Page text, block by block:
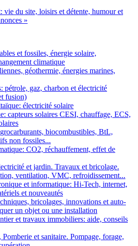
vie du site, loisirs et détente, humour et
»
et fossiles, énergie solaire,
climatique
géothermie, énergies marines,
pétrole, gaz, charbon et électricité
fusion)
électricité solaire
capteurs solaires CESI, chauffage, ECS,
biocombustibles, BtL,
non fossiles...
CO2, réchauffement, effet de
et jardin. Travaux et bricolage.
ventilation, VMC, refroidissement...
et informatique: Hi-Tech, internet,
et nouveautés
bricolages, innovations et auto-
un objet ou une installation
et travaux immobiliers: aide, conseils
et sanitaire. Pompage, forage,